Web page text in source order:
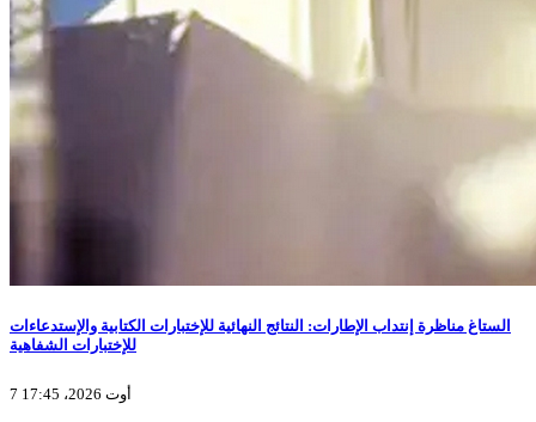
الستاغ مناظرة إنتداب الإطارات: النتائج النهائية للإختبارات الكتابية والإستدعاءات
للإختبارات الشفاهية
7 أوت 2026، 17:45